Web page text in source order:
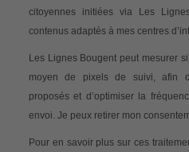
citoyennes initiées via Les
contenus adaptés à mes centres
Les Lignes Bougent peut mesurer
moyen de pixels de suivi, afin
proposés et d’optimiser la
envoi. Je peux retirer mon
Pour en savoir plus sur ces